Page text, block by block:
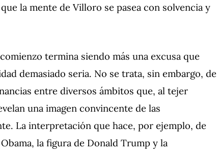
la mente de Villoro se pasea con solvencia y
termina siendo más una excusa que
demasiado seria. No se trata, sin embargo, de
entre diversos ámbitos que, al tejer
una imagen convincente de las
La interpretación que hace, por ejemplo, de
la figura de Donald Trump y la